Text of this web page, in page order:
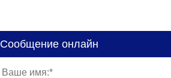
Сообщение онлайн